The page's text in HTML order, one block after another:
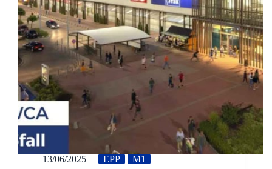
13/06/2025 EPP M1